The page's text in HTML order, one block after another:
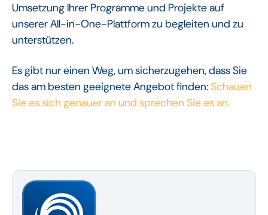
Umsetzung Ihrer Programme und Projekte auf
unserer All-in-One-Plattform zu begleiten und zu
unterstützen.
Es gibt nur einen Weg, um sicherzugehen, dass Sie
das am besten geeignete Angebot finden:Schauen
Sie es sich genauer an und sprechen Sie es an.